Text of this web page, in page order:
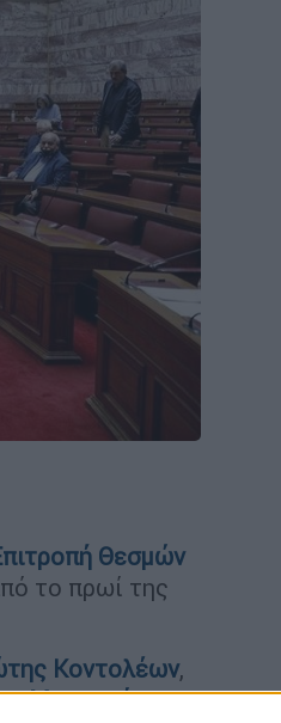
Θεσμών
το πρωί της
Κοντολέων,
Μητσοτάκη,